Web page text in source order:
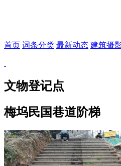
首页 词条分类 最新动态 建筑摄
文物登记点
梅坞民国巷道阶梯